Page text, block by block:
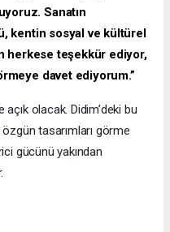
Sanatın
kentin sosyal ve kültürel
herkese teşekkür ediyor,
davet ediyorum.”
olacak. Didim’deki bu
tasarımları görme
gücünü yakından